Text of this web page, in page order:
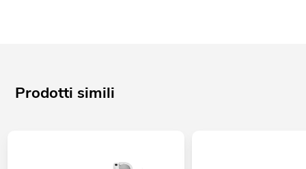
Prodotti simili